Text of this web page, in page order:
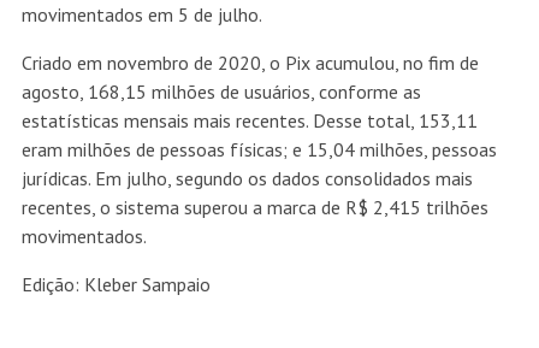
movimentados em 5 de julho.
Criado em novembro de 2020, o Pix acumulou, no fim de
agosto, 168,15 milhões de usuários, conforme as
estatísticas mensais mais recentes. Desse total, 153,11
eram milhões de pessoas físicas; e 15,04 milhões, pessoas
jurídicas. Em julho, segundo os dados consolidados mais
recentes, o sistema superou a marca de R$ 2,415 trilhões
movimentados.
Edição: Kleber Sampaio